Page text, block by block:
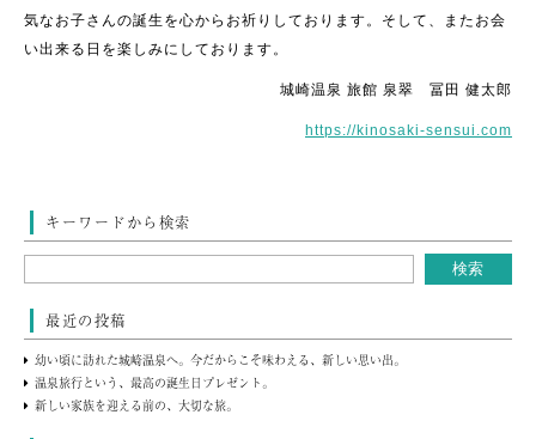
気なお子さんの誕生を心からお祈りしております。そして、またお会
い出来る日を楽しみにしております。
城崎温泉 旅館 泉翠 冨田 健太郎
https://kinosaki-sensui.com
キーワードから検索
最近の投稿
幼い頃に訪れた城崎温泉へ。今だからこそ味わえる、新しい思い出。
温泉旅行という、最高の誕生日プレゼント。
新しい家族を迎える前の、大切な旅。